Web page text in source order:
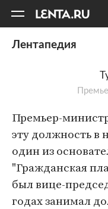
Лентапедия
Премьер-
эту должность в
один из
"Гражданская
был вице-
годах занимал